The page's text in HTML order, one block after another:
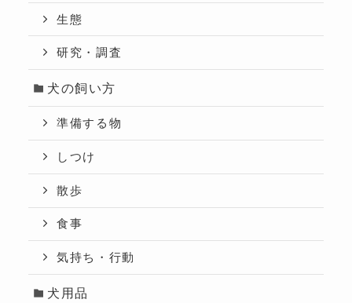
生態
研究・調査
犬の飼い方
準備する物
しつけ
散歩
食事
気持ち・行動
犬用品